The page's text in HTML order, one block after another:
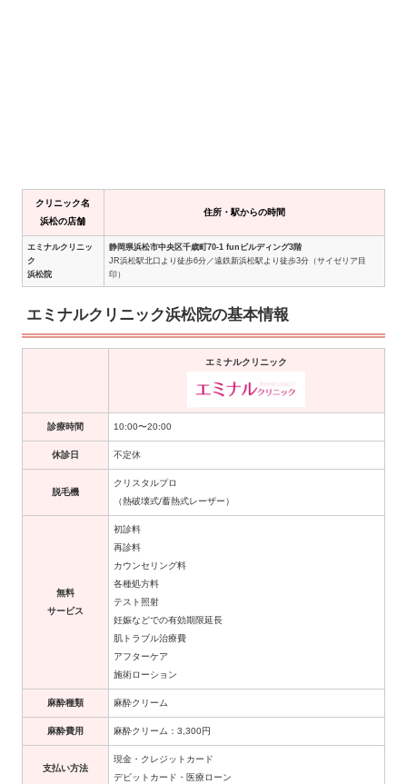
クリニック名
浜松の店舗
住所・駅からの時間
エミナルクリニッ
ク
浜松院
静岡県浜松市中央区千歳町70-1 funビルディング3階
JR浜松駅北口より徒歩6分／遠鉄新浜松駅より徒歩3分（サイゼリア目
印）
エミナルクリニック浜松院の基本情報
エミナルクリニック
診療時間 10:00〜20:00
休診日 不定休
脱毛機
クリスタルプロ
（熱破壊式/蓄熱式レーザー）
無料
サービス
初診料
再診料
カウンセリング料
各種処方料
テスト照射
妊娠などでの有効期限延長
肌トラブル治療費
アフターケア
施術ローション
麻酔種類 麻酔クリーム
麻酔費用 麻酔クリーム：3,300円
支払い方法
現金・クレジットカード
デビットカード・医療ローン